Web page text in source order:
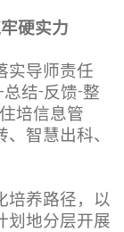
硬实力
实导师责任
-总结-反馈-整
培信息管
智慧出科、
培养路径，以
划地分层开展